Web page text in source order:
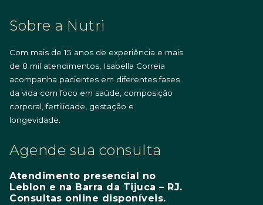
Sobre a Nutri
Com mais de 15 anos de experiência e mais
de 8 mil atendimentos, Isabella Correia
acompanha pacientes em diferentes fases
da vida com foco em saúde, composição
corporal, fertilidade, gestação e
longevidade.
Agende sua consulta
Atendimento presencial no
Leblon e na Barra da Tijuca – RJ.
Consultas online disponíveis.